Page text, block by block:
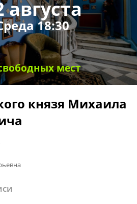
августа
18:30
мест
князя Михаила